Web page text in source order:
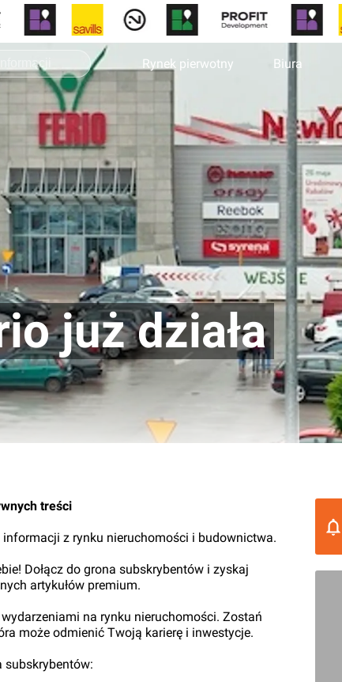
Rynek pierwotny Biura
już działa
treści
z rynku nieruchomości i budownictwa.
Dołącz do grona subskrybentów i zyskaj
artykułów premium.
na rynku nieruchomości. Zostań
może odmienić Twoją karierę i inwestycje.
subskrybentów: